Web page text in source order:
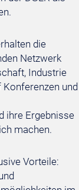
die
Netzwerk
Industrie
Konferenzen und
ihre Ergebnisse
machen.
Vorteile: